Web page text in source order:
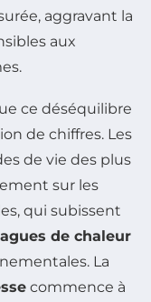
aggravant la
aux
ce déséquilibre
de chiffres. Les
de vie des plus
sur les
qui subissent
de chaleur
La
commence à